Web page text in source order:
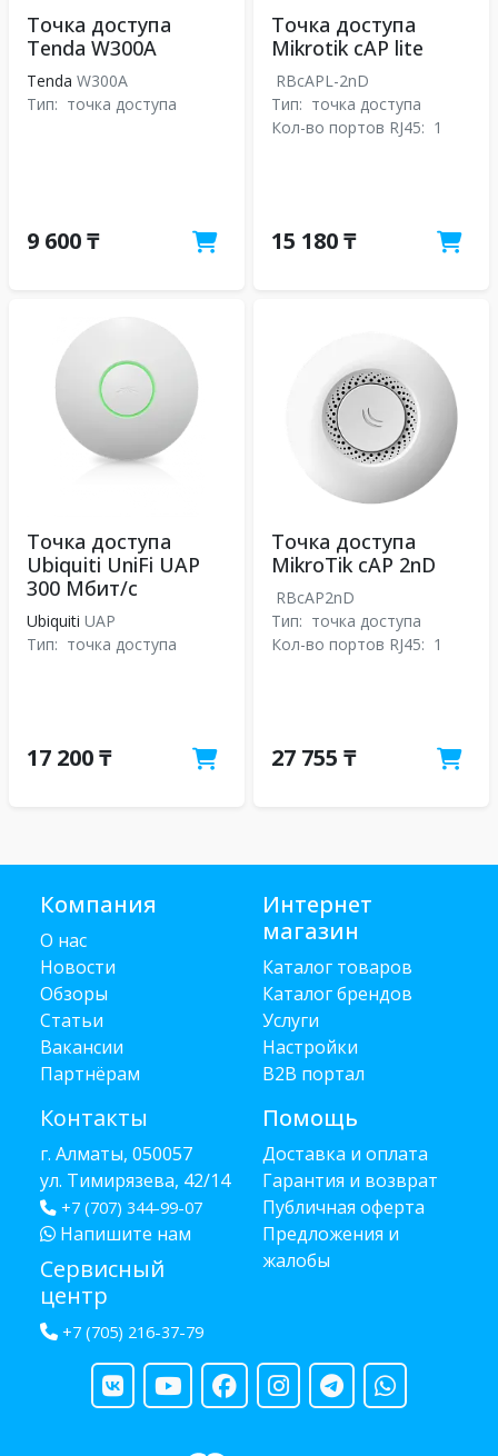
Точка доступа
Tenda W300A
Tenda W300A
Тип: точка доступа
9 600 ₸
Точка доступа
Mikrotik cAP lite
RBcAPL-2nD
Тип: точка доступа
Кол-во портов RJ45: 1
15 180 ₸
Точка доступа
Ubiquiti UniFi UAP
300 Мбит/с
Ubiquiti UAP
Тип: точка доступа
17 200 ₸
Точка доступа
MikroTik cAP 2nD
RBcAP2nD
Тип: точка доступа
Кол-во портов RJ45: 1
27 755 ₸
Компания
О нас
Новости
Обзоры
Статьи
Вакансии
Партнёрам
Контакты
г. Алматы, 050057
ул. Тимирязева, 42/14
+7 (707) 344-99-07
Напишите нам
Сервисный
центр
+7 (705) 216-37-79
Интернет
магазин
Каталог товаров
Каталог брендов
Услуги
Настройки
B2B портал
Помощь
Доставка и оплата
Гарантия и возврат
Публичная оферта
Предложения и
жалобы